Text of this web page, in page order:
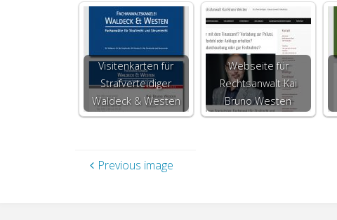
Visitenkarten für
Strafverteidiger
Waldeck & Westen
Webseite für
Rechtsanwalt Kai
Bruno Westen
Previous image